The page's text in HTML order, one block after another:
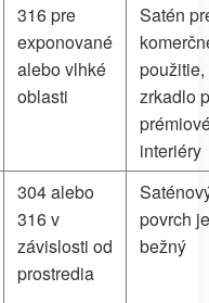
316 pre
exponované
alebo vlhké
oblasti
Satén
použitie,
zrkadlo
interiéry
304 alebo
316 v
závislosti od
prostredia
povrch je
bežný